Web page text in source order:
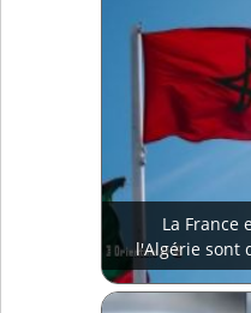
La France
l'Algérie sont